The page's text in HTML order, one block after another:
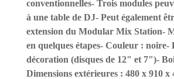
conventionnelles- Trois modules
à une table de DJ- Peut également
extension du Modular Mix Station-
en quelques étapes- Couleur : noire-
décoration (disques de 12" et 7")-
Dimensions extérieures : 480 x 910